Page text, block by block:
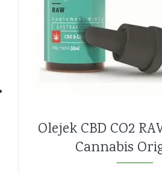
Olejek CBD CO2
Cannabis